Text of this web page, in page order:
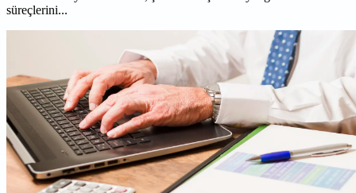
süreçlerini...